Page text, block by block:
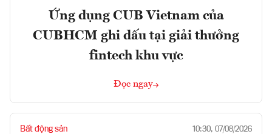
Ứng dụng CUB Vietnam của
CUBHCM ghi dấu tại giải thưởng
fintech khu vực
Đọc ngay
Bất động sản 10:30, 07/08/2026